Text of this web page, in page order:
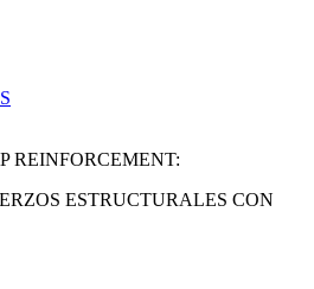
REINFORCEMENT:
ESTRUCTURALES CON